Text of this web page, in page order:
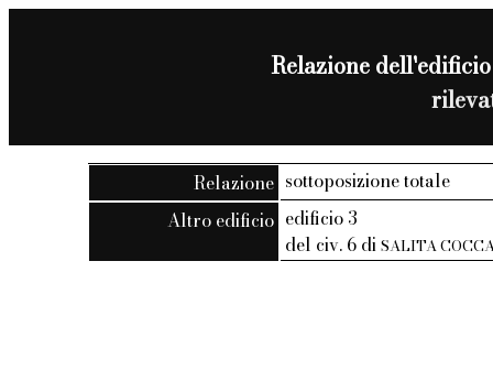
Relazione
Relazione sottoposizione totale
Altro edificio edificio 3
del civ. 6 diSALITA